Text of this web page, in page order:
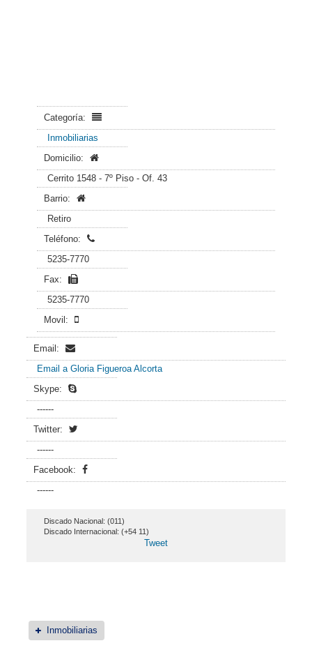
Categoría:
Inmobiliarias
Domicilio:
Cerrito 1548 - 7º Piso - Of. 43
Barrio:
Retiro
Teléfono:
5235-7770
Fax:
5235-7770
Movil:
Email:
Email a Gloria Figueroa Alcorta
Skype:
------
Twitter:
------
Facebook:
------
Discado Nacional: (011)
Discado Internacional: (+54 11)
Tweet
Inmobiliarias